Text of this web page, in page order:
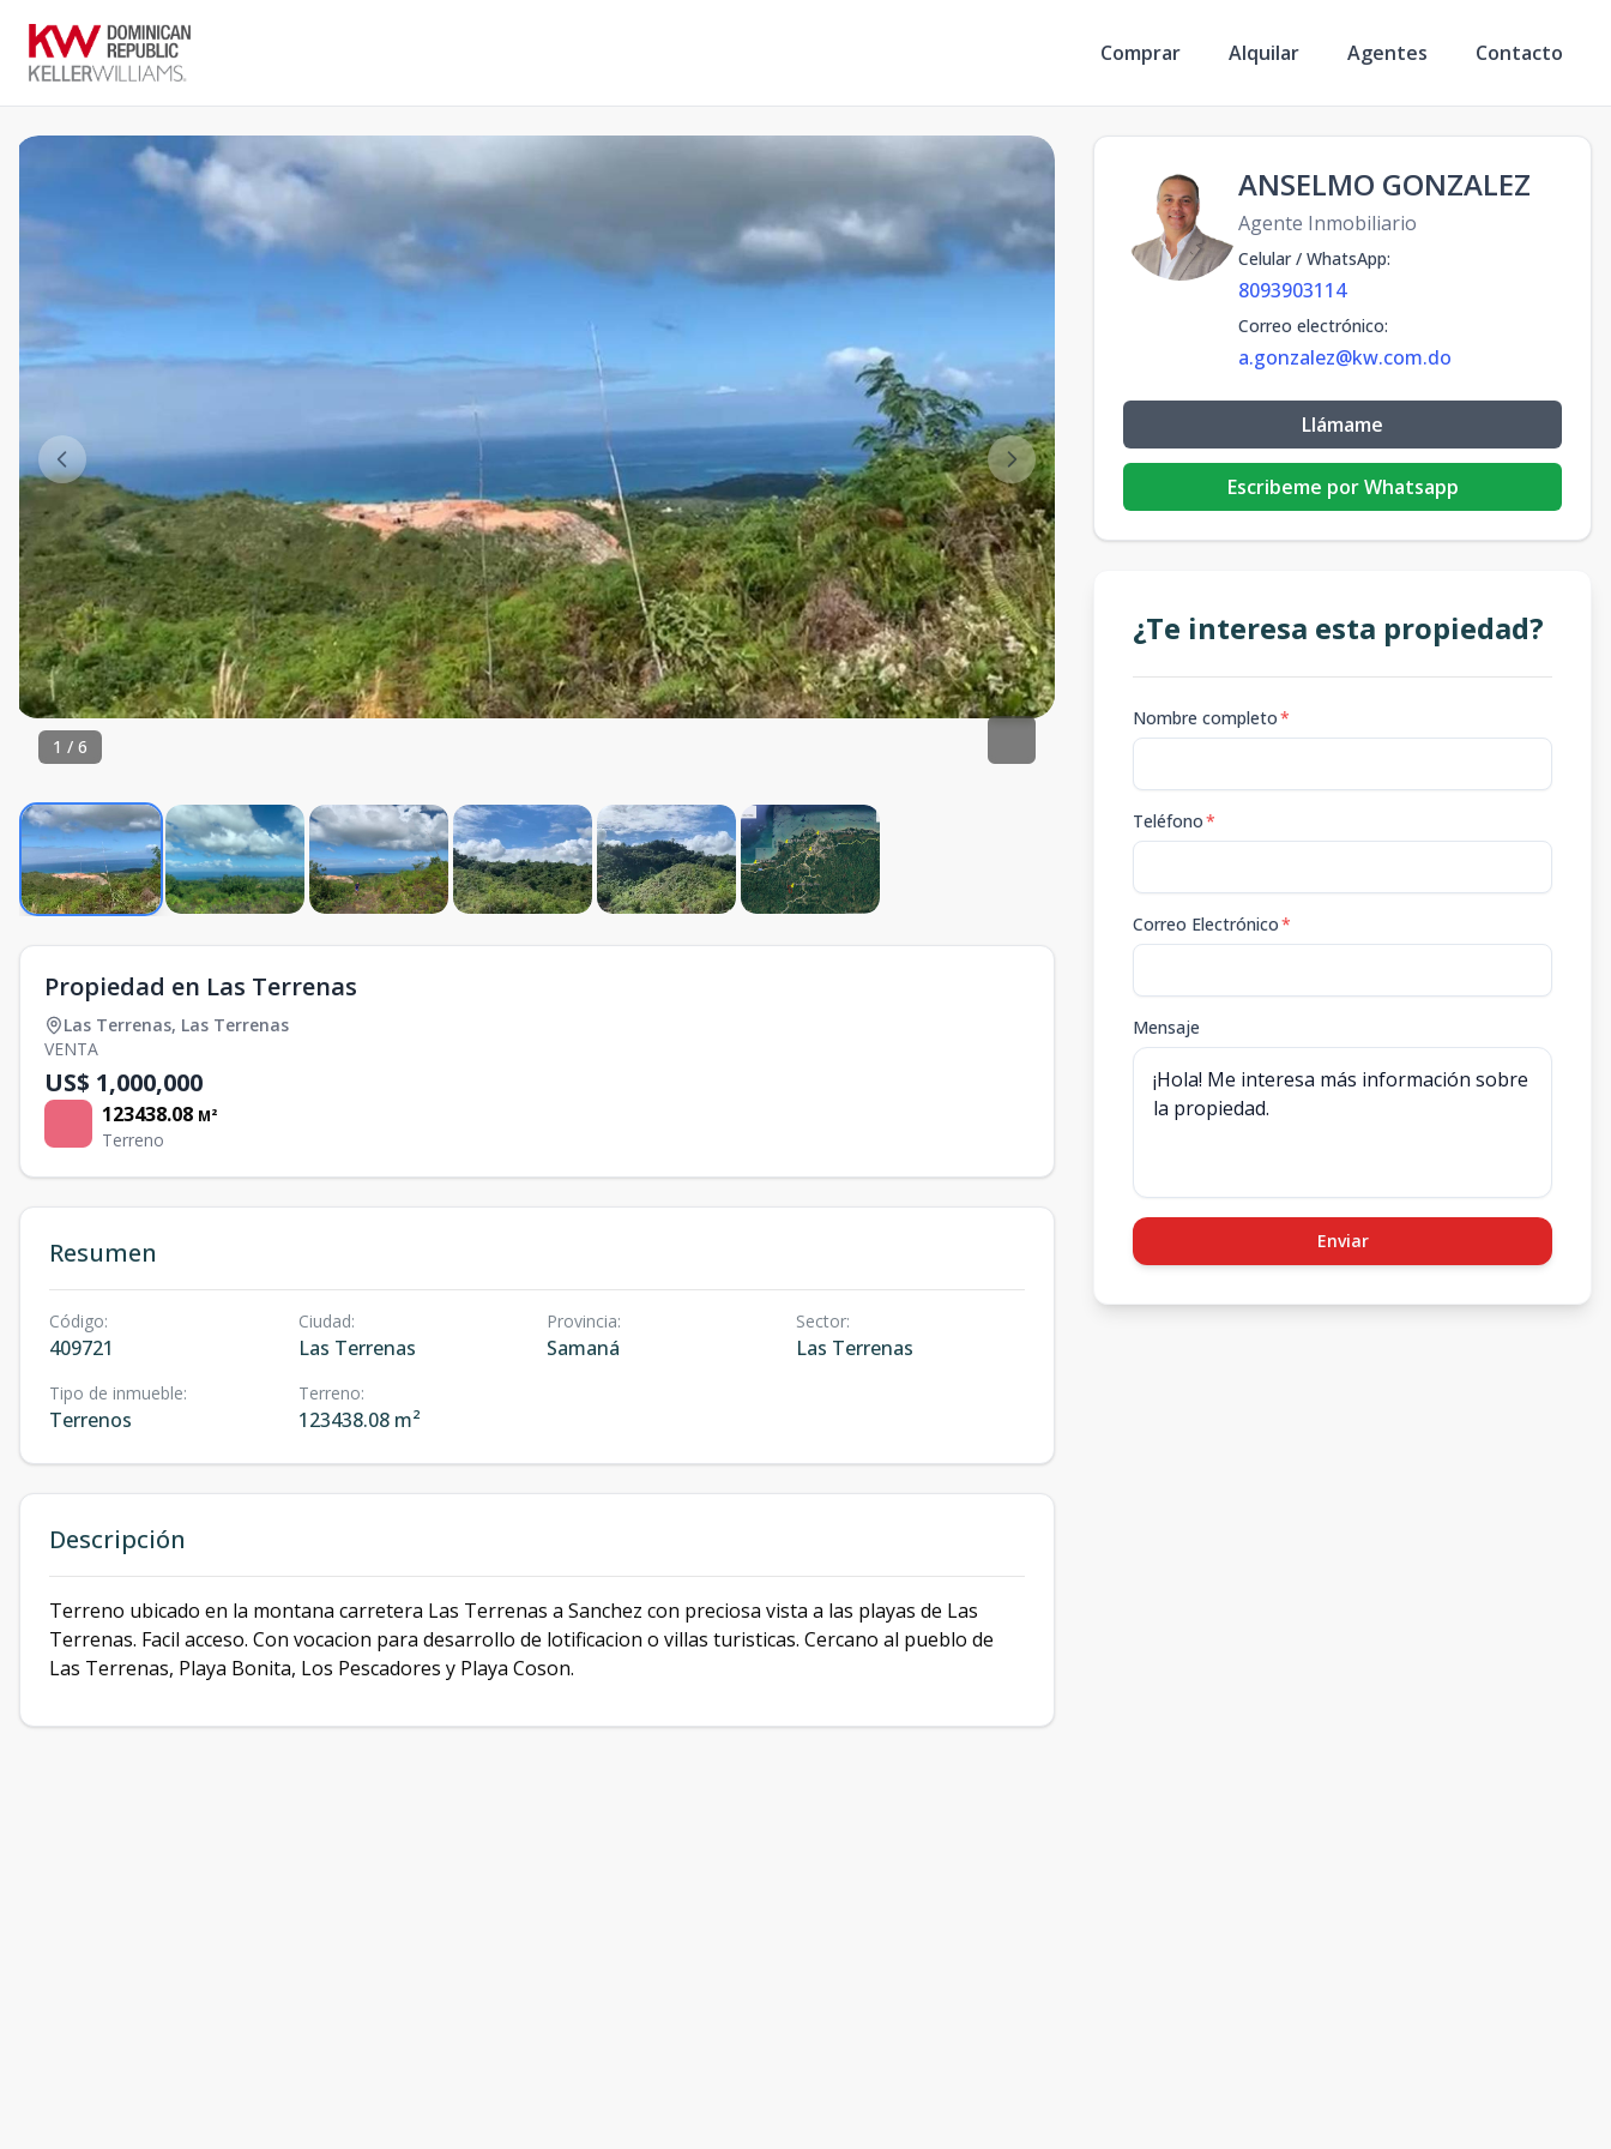
Comprar Alquilar Agentes Contacto
1 / 6
Propiedad en Las Terrenas
Las Terrenas, Las Terrenas
VENTA
US$ 1,000,000
123438.08 M²
Terreno
Resumen
Código:
409721
Ciudad:
Las Terrenas
Provincia:
Samaná
Sector:
Las Terrenas
Tipo de inmueble:
Terrenos
Terreno:
123438.08 m²
Descripción
Terreno ubicado en la montana carretera Las Terrenas a Sanchez con preciosa vista a las playas de Las
Terrenas. Facil acceso. Con vocacion para desarrollo de lotificacion o villas turisticas. Cercano al pueblo de
Las Terrenas, Playa Bonita, Los Pescadores y Playa Coson.
ANSELMO GONZALEZ
Agente Inmobiliario
Celular / WhatsApp:
8093903114
Correo electrónico:
a.gonzalez@kw.com.do
Llámame
Escribeme por Whatsapp
¿Te interesa esta propiedad?
Nombre completo*
Teléfono*
Correo Electrónico*
Mensaje
Enviar